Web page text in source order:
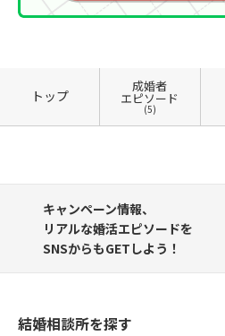
トップ
成婚者
エピソード
(5)
キャンペーン情報、
リアルな婚活エピソードを
SNSからもGETしよう！
結婚相談所を探す